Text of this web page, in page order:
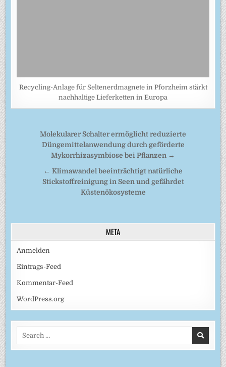
Recycling-Anlage für Seltenerdmagnete in Pforzheim stärkt
nachhaltige Lieferketten in Europa
Beitragsnavigation
Molekularer Schalter ermöglicht reduzierte
Düngemittelanwendung durch geförderte
Mykorrhizasymbiose bei Pflanzen →
← Klimawandel beeinträchtigt natürliche
Stickstoffreinigung in Seen und gefährdet
Küstenökosysteme
META
Anmelden
Eintrags-Feed
Kommentar-Feed
WordPress.org
Search